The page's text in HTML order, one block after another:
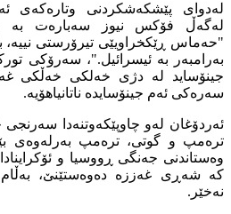
لەدوای پێشکەشکردنی وتارەکەی
لەگەڵ فۆکس نیوز سەبارەت بە
"حەماس ڕێکخراویێی تیرۆرستی نییە،
بەرامبەر بە ئیسرائیل."، سەرۆکی
جینۆساید لە دژی خەلكی خەڵکی
سەرەکی ئەم جینۆسایدە ناتانیاهۆیە.
ئەردۆغان لەو چاوپێکەوتنەدا
ترەمپ و گوتی، ترەمپ بەرلەوەی
وەستاندنی جەنگی ڕووسیا و
کە شەڕی غەززە دەوەستێنێ،
نەخێر.